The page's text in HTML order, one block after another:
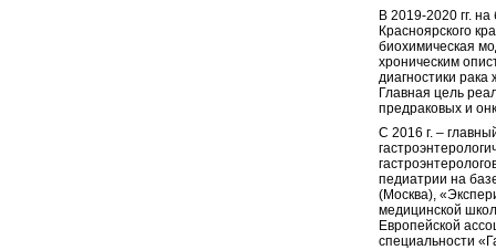
В 2019-2020 гг.
Красноярского
биохимическая
хроническим
диагностики
Главная цель
предраковых и
С 2016 г. –
педиатрии на
(Москва),
медицинской
Европейской
специальности